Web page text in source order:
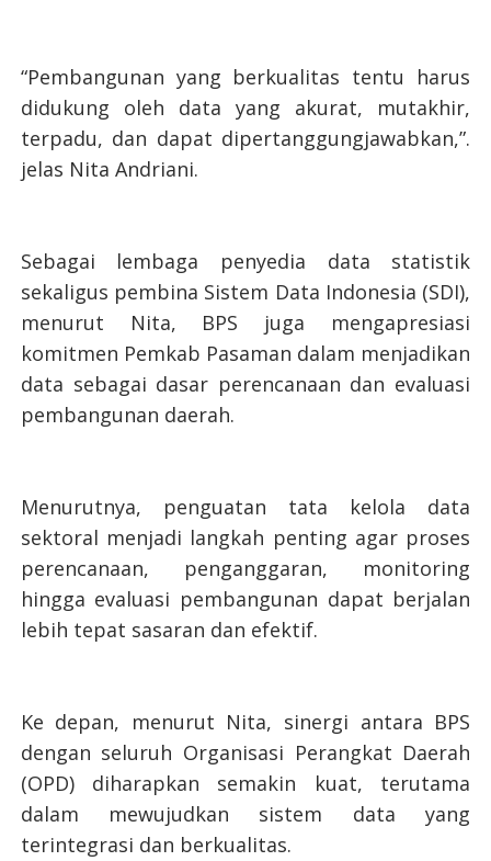
“Pembangunan yang berkualitas tentu harus
didukung oleh data yang akurat, mutakhir,
terpadu, dan dapat dipertanggungjawabkan,”.
jelas Nita Andriani.
Sebagai lembaga penyedia data statistik
sekaligus pembina Sistem Data Indonesia (SDI),
menurut Nita, BPS juga mengapresiasi
komitmen Pemkab Pasaman dalam menjadikan
data sebagai dasar perencanaan dan evaluasi
pembangunan daerah.
Menurutnya, penguatan tata kelola data
sektoral menjadi langkah penting agar proses
perencanaan, penganggaran, monitoring
hingga evaluasi pembangunan dapat berjalan
lebih tepat sasaran dan efektif.
Ke depan, menurut Nita, sinergi antara BPS
dengan seluruh Organisasi Perangkat Daerah
(OPD) diharapkan semakin kuat, terutama
dalam mewujudkan sistem data yang
terintegrasi dan berkualitas.